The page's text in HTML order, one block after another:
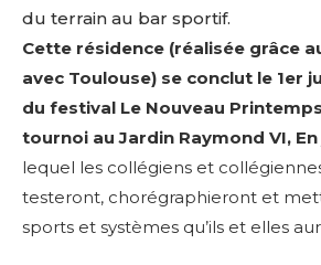
du terrain au bar sportif.
Cette résidence (réalisée grâce
avec Toulouse) se conclut le 1er
du festival Le Nouveau
tournoi au Jardin Raymond VI, En
lequel les collégiens et
testeront, chorégraphieront et
sports et systèmes qu’ils et elles